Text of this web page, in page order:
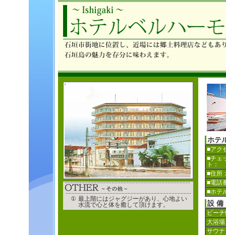
① 最上階にはジャグジーがあり、心地よい
水流で心と体を癒して頂けます。
ホテ
■アク
■チェ
ト：
■住所
■電話
■ホテ
設 備
ビー
大浴場
サウナ